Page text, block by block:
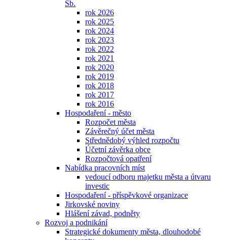
Sb.
rok 2026
rok 2025
rok 2024
rok 2023
rok 2022
rok 2021
rok 2020
rok 2019
rok 2018
rok 2017
rok 2016
Hospodaření - město
Rozpočet města
Závěrečný účet města
Střednědobý výhled rozpočtu
Účetní závěrka obce
Rozpočtová opatření
Nabídka pracovních míst
vedoucí odboru majetku města a útvaru
investic
Hospodaření - příspěvkové organizace
Jirkovské noviny
Hlášení závad, podněty
Rozvoj a podnikání
Strategické dokumenty města, dlouhodobé